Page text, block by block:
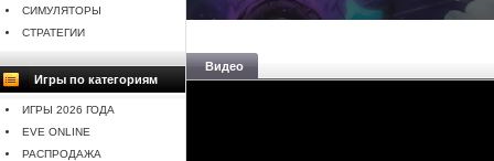
СИМУЛЯТОРЫ
СТРАТЕГИИ
Игры по категориям
ИГРЫ 2026 ГОДА
EVE ONLINE
РАСПРОДАЖА
Видео